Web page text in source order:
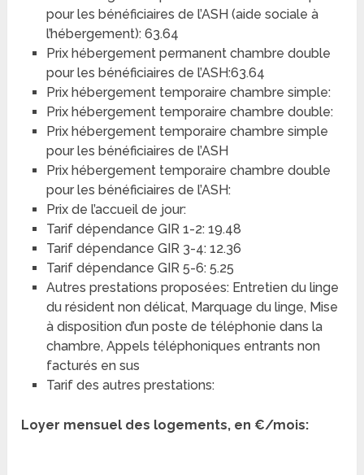
pour les bénéficiaires de l’ASH (aide sociale à
l’hébergement): 63.64
Prix hébergement permanent chambre double
pour les bénéficiaires de l’ASH:63.64
Prix hébergement temporaire chambre simple:
Prix hébergement temporaire chambre double:
Prix hébergement temporaire chambre simple
pour les bénéficiaires de l’ASH
Prix hébergement temporaire chambre double
pour les bénéficiaires de l’ASH:
Prix de l’accueil de jour:
Tarif dépendance GIR 1-2: 19.48
Tarif dépendance GIR 3-4: 12.36
Tarif dépendance GIR 5-6: 5.25
Autres prestations proposées: Entretien du linge
du résident non délicat, Marquage du linge, Mise
à disposition d’un poste de téléphonie dans la
chambre, Appels téléphoniques entrants non
facturés en sus
Tarif des autres prestations:
Loyer mensuel des logements, en €/mois: